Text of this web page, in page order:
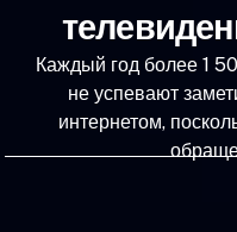
Каждый год более 1
не успевают
интернетом,